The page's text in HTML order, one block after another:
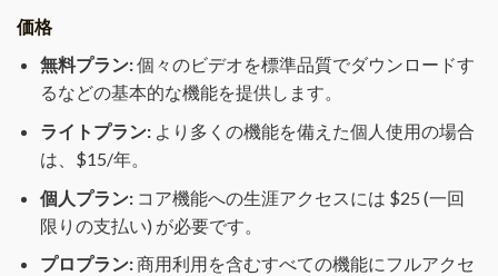
価格
無料プラン:個々のビデオを標準品質でダウンロードす
るなどの基本的な機能を提供します。
ライトプラン:より多くの機能を備えた個人使用の場合
は、$15/年。
個人プラン: コア機能への生涯アクセスには $25 (一回
限りの支払い) が必要です。
プロプラン:商用利用を含むすべての機能にフルアクセ